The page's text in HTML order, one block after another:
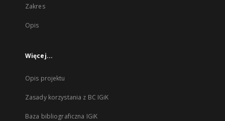
Zakres
Opis
Więcej...
Opis projektu
Zasady korzystania z BC IGiK
Baza bibliograficzna IGiK